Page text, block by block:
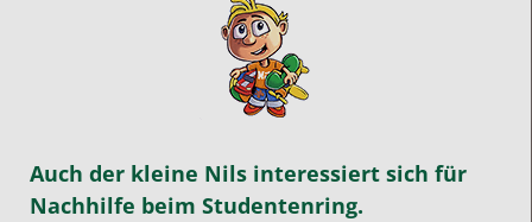
Auch der kleine Nils interessiert sich für
Nachhilfe beim Studentenring.